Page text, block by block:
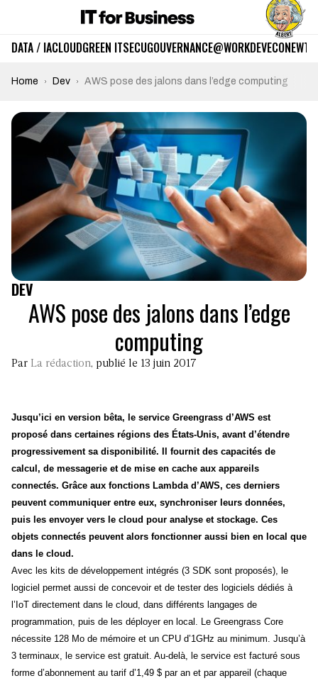
DATA / IACLOUDGREEN ITSECUGOUVERNANCE@WORKDEVECO
Home Dev AWS pose des jalons dans l’edge computing
DEV
AWS pose des jalons dans l’edge
computing
Par La rédaction, publié le 13 juin 2017
Jusqu’ici en version bêta, le service Greengrass d’AWS est
proposé dans certaines régions des États-Unis, avant d’étendre
progressivement sa disponibilité. Il fournit des capacités de
calcul, de messagerie et de mise en cache aux appareils
connectés. Grâce aux fonctions Lambda d’AWS, ces derniers
peuvent communiquer entre eux, synchroniser leurs données,
puis les envoyer vers le cloud pour analyse et stockage. Ces
objets connectés peuvent alors fonctionner aussi bien en local que
dans le cloud.
Avec les kits de développement intégrés (3 SDK sont proposés), le
logiciel permet aussi de concevoir et de tester des logiciels dédiés à
l’IoT directement dans le cloud, dans différents langages de
programmation, puis de les déployer en local. Le Greengrass Core
nécessite 128 Mo de mémoire et un CPU d’1GHz au minimum. Jusqu’à
3 terminaux, le service est gratuit. Au-delà, le service est facturé sous
forme d’abonnement au tarif d’1,49 $ par an et par appareil (chaque